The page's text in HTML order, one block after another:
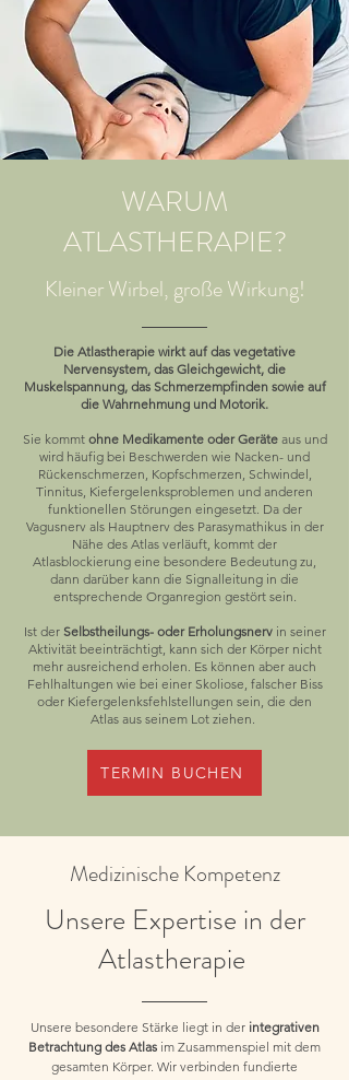
WARUM
ATLASTHERAPIE?
Kleiner Wirbel, große Wirkung!
Die Atlastherapie wirkt auf das vegetative
Nervensystem, das Gleichgewicht, die
Muskelspannung, das Schmerzempfinden sowie auf
die Wahrnehmung und Motorik.
Sie kommt ohne Medikamente oder Geräteaus und
wird häufig bei Beschwerden wie Nacken- und
Rückenschmerzen, Kopfschmerzen, Schwindel,
Tinnitus, Kiefergelenksproblemen und anderen
funktionellen Störungen eingesetzt. Da der
Vagusnerv als Hauptnerv des Parasymathikus in der
Nähe des Atlas verläuft, kommt der
Atlasblockierung eine besondere Bedeutung zu,
dann darüber kann die Signalleitung in die
entsprechende Organregion gestört sein.
Ist der Selbstheilungs- oder Erholungsnervin seiner
Aktivität beeinträchtigt, kann sich der Körper nicht
mehr ausreichend erholen. Es können aber auch
Fehlhaltungen wie bei einer Skoliose, falscher Biss
oder Kiefergelenksfehlstellungen sein, die den
Atlas aus seinem Lot ziehen.
TERMIN BUCHEN
Medizinische Kompetenz
Unsere Expertise in der
Atlastherapie
Unsere besondere Stärke liegt in der integrativen
Betrachtung des Atlas im Zusammenspiel mit dem
gesamten Körper. Wir verbinden fundierte